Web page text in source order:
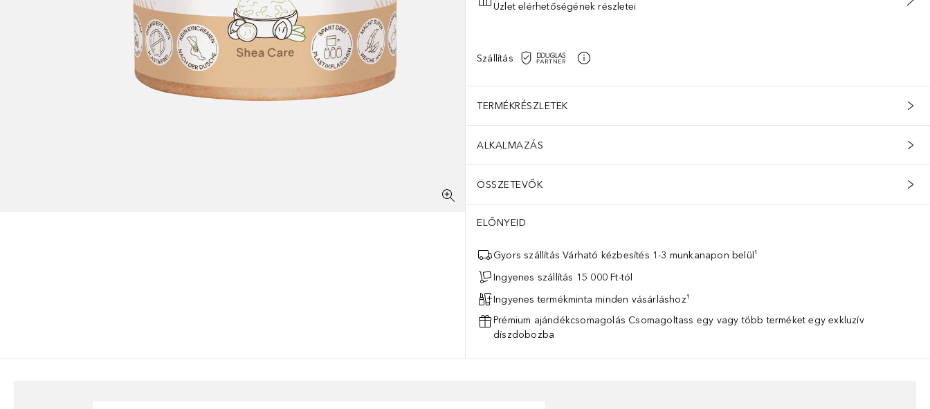
Üzlet elérhetőségének részletei
Szállítás
TERMÉKRÉSZLETEK
ALKALMAZÁS
ÖSSZETEVŐK
ELŐNYEID
Gyors szállítás Várható kézbesítés 1-3 munkanapon belül¹
Ingyenes szállítás 15 000 Ft-tól
Ingyenes termékminta minden vásárláshoz¹
Prémium ajándékcsomagolás Csomagoltass egy vagy több terméket egy exkluzív
díszdobozba